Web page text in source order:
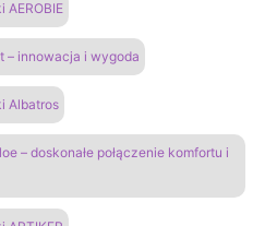
AEROBIE
– innowacja i wygoda
Albatros
– doskonałe połączenie komfortu i